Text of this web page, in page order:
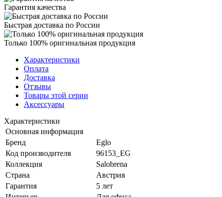
Гарантия качества
Быстрая доставка по России
Только 100% оригинальная продукция
Характеристики
Оплата
Доставка
Отзывы
Товары этой серии
Аксессуары
Характеристики
Основная информация
Бренд
Eglo
Код производителя
96153_EG
Коллекция
Salobrena
Страна
Австрия
Гарантия
5 лет